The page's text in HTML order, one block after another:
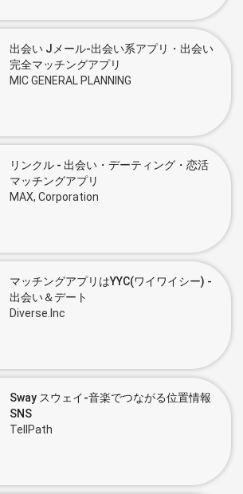
出会い Jメール-出会い系アプリ・出会い
完全マッチングアプリ
MIC GENERAL PLANNING
リンクル - 出会い・デーティング・恋活
マッチングアプリ
MAX, Corporation
マッチングアプリはYYC(ワイワイシー) -
出会い＆デート
Diverse.Inc
Sway スウェイ-音楽でつながる位置情報
SNS
TellPath